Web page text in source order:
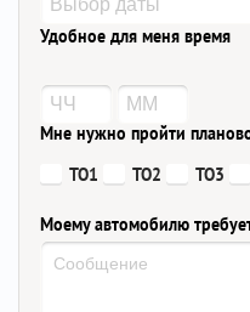
Удобное для меня время
Мне нужно пройти
ТО1
ТО2 ТО3
Моему автомобилю